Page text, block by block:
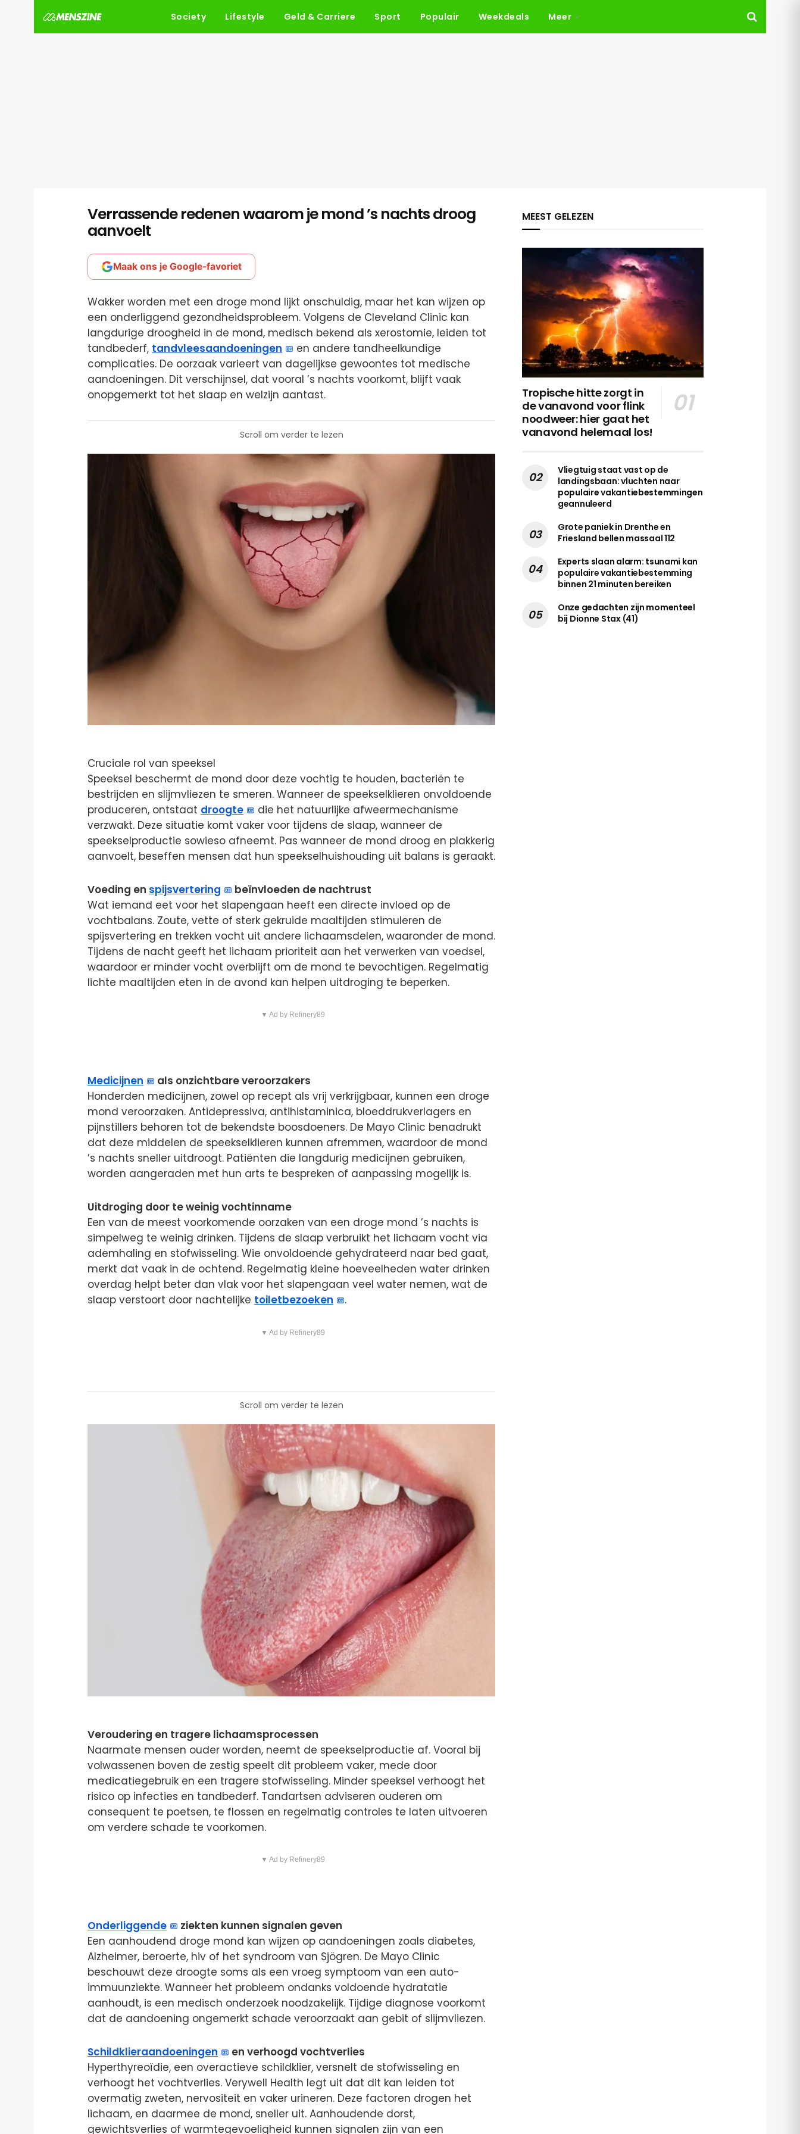
Society Lifestyle Geld & Carriere Sport Populair Weekdeals Meer
Verrassende redenen waarom je mond ’s nachts droog
aanvoelt
Maak ons je Google-favoriet
Wakker worden met een droge mond lijkt onschuldig, maar het kan wijzen op
een onderliggend gezondheidsprobleem. Volgens de Cleveland Clinic kan
langdurige droogheid in de mond, medisch bekend als xerostomie, leiden tot
tandbederf, tandvleesaandoeningen
en andere tandheelkundige
complicaties. De oorzaak varieert van dagelijkse gewoontes tot medische
aandoeningen. Dit verschijnsel, dat vooral ’s nachts voorkomt, blijft vaak
onopgemerkt tot het slaap en welzijn aantast.
Scroll om verder te lezen
Cruciale rol van speeksel
Speeksel beschermt de mond door deze vochtig te houden, bacteriën te
bestrijden en slijmvliezen te smeren. Wanneer de speekselklieren onvoldoende
produceren, ontstaat droogte
die het natuurlijke afweermechanisme
verzwakt. Deze situatie komt vaker voor tijdens de slaap, wanneer de
speekselproductie sowieso afneemt. Pas wanneer de mond droog en plakkerig
aanvoelt, beseffen mensen dat hun speekselhuishouding uit balans is geraakt.
Voeding en spijsvertering
beïnvloeden de nachtrust
Wat iemand eet voor het slapengaan heeft een directe invloed op de
vochtbalans. Zoute, vette of sterk gekruide maaltijden stimuleren de
spijsvertering en trekken vocht uit andere lichaamsdelen, waaronder de mond.
Tijdens de nacht geeft het lichaam prioriteit aan het verwerken van voedsel,
waardoor er minder vocht overblijft om de mond te bevochtigen. Regelmatig
lichte maaltijden eten in de avond kan helpen uitdroging te beperken.
▼ Ad by Refinery89
Medicijnen
als onzichtbare veroorzakers
Honderden medicijnen, zowel op recept als vrij verkrijgbaar, kunnen een droge
mond veroorzaken. Antidepressiva, antihistaminica, bloeddrukverlagers en
pijnstillers behoren tot de bekendste boosdoeners. De Mayo Clinic benadrukt
dat deze middelen de speekselklieren kunnen afremmen, waardoor de mond
’s nachts sneller uitdroogt. Patiënten die langdurig medicijnen gebruiken,
worden aangeraden met hun arts te bespreken of aanpassing mogelijk is.
Uitdroging door te weinig vochtinname
Een van de meest voorkomende oorzaken van een droge mond ’s nachts is
simpelweg te weinig drinken. Tijdens de slaap verbruikt het lichaam vocht via
ademhaling en stofwisseling. Wie onvoldoende gehydrateerd naar bed gaat,
merkt dat vaak in de ochtend. Regelmatig kleine hoeveelheden water drinken
overdag helpt beter dan vlak voor het slapengaan veel water nemen, wat de
slaap verstoort door nachtelijke toiletbezoeken .
▼ Ad by Refinery89
Scroll om verder te lezen
Veroudering en tragere lichaamsprocessen
Naarmate mensen ouder worden, neemt de speekselproductie af. Vooral bij
volwassenen boven de zestig speelt dit probleem vaker, mede door
medicatiegebruik en een tragere stofwisseling. Minder speeksel verhoogt het
risico op infecties en tandbederf. Tandartsen adviseren ouderen om
consequent te poetsen, te flossen en regelmatig controles te laten uitvoeren
om verdere schade te voorkomen.
▼ Ad by Refinery89
Onderliggende
ziekten kunnen signalen geven
Een aanhoudend droge mond kan wijzen op aandoeningen zoals diabetes,
Alzheimer, beroerte, hiv of het syndroom van Sjögren. De Mayo Clinic
beschouwt deze droogte soms als een vroeg symptoom van een auto-
immuunziekte. Wanneer het probleem ondanks voldoende hydratatie
aanhoudt, is een medisch onderzoek noodzakelijk. Tijdige diagnose voorkomt
dat de aandoening ongemerkt schade veroorzaakt aan gebit of slijmvliezen.
Schildklieraandoeningen
en verhoogd vochtverlies
Hyperthyreoïdie, een overactieve schildklier, versnelt de stofwisseling en
verhoogt het vochtverlies. Verywell Health legt uit dat dit kan leiden tot
overmatig zweten, nervositeit en vaker urineren. Deze factoren drogen het
lichaam, en daarmee de mond, sneller uit. Aanhoudende dorst,
gewichtsverlies of warmtegevoeligheid kunnen signalen zijn van een
MEEST GELEZEN
Tropische hitte zorgt in
de vanavond voor flink
noodweer: hier gaat het
vanavond helemaal los!
Vliegtuig staat vast op de
landingsbaan: vluchten naar
populaire vakantiebestemmingen
geannuleerd
Grote paniek in Drenthe en
Friesland bellen massaal 112
Experts slaan alarm: tsunami kan
populaire vakantiebestemming
binnen 21 minuten bereiken
Onze gedachten zijn momenteel
bij Dionne Stax (41)